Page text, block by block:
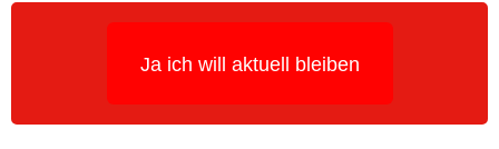
Ja ich will aktuell bleiben